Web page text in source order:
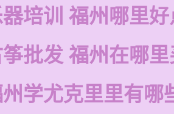
培训 福州哪里
批发 福州在哪
学尤克里里有哪